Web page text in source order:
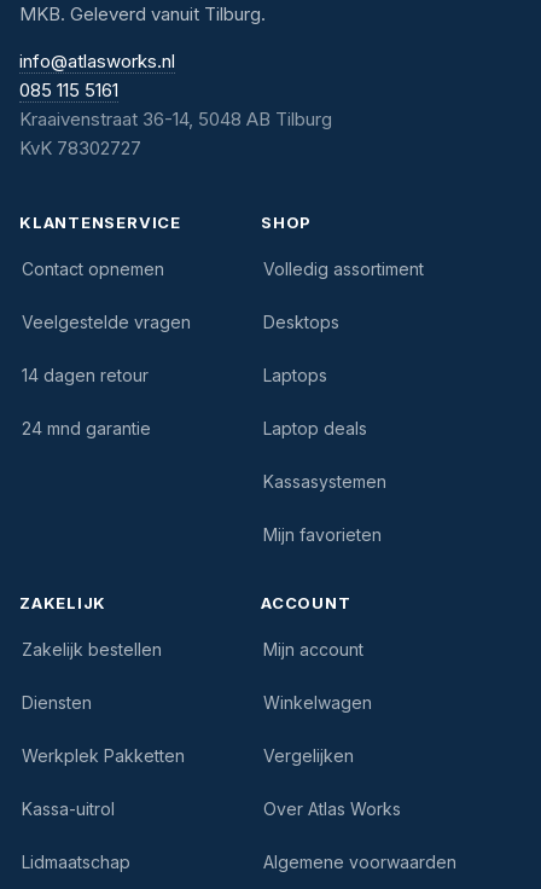
MKB. Geleverd vanuit Tilburg.
info@atlasworks.nl
085 115 5161
Kraaivenstraat 36-14, 5048 AB Tilburg
KvK 78302727
KLANTENSERVICE
Contact opnemen
Veelgestelde vragen
14 dagen retour
24 mnd garantie
SHOP
Volledig assortiment
Desktops
Laptops
Laptop deals
Kassasystemen
Mijn favorieten
ZAKELIJK
Zakelijk bestellen
Diensten
Werkplek Pakketten
Kassa-uitrol
Lidmaatschap
ACCOUNT
Mijn account
Winkelwagen
Vergelijken
Over Atlas Works
Algemene voorwaarden